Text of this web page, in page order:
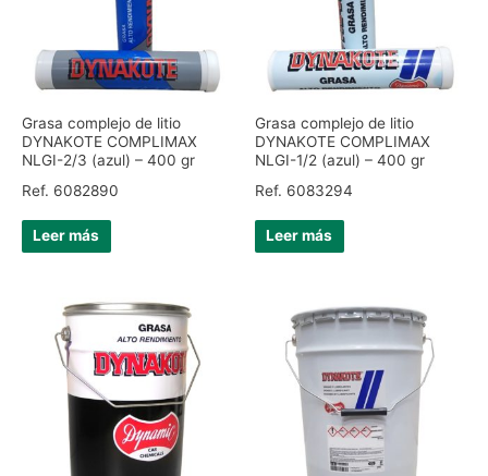
Grasa complejo de litio
DYNAKOTE COMPLIMAX
NLGI-2/3 (azul) – 400 gr
Ref. 6082890
Leer más
Grasa complejo de litio
DYNAKOTE COMPLIMAX
NLGI-1/2 (azul) – 400 gr
Ref. 6083294
Leer más